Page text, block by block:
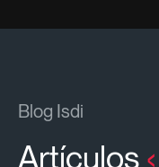
Blog Isdi
Artículos